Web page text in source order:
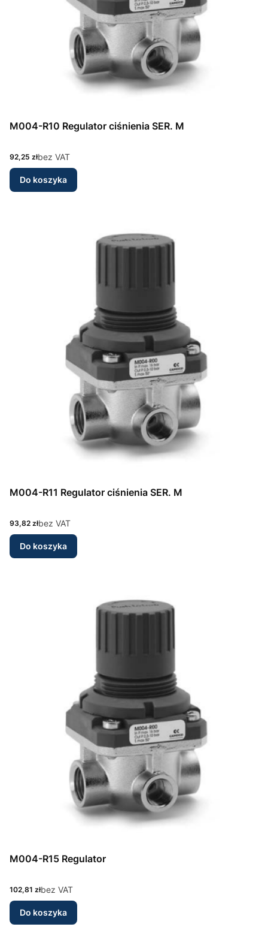
M004-R10 Regulator ciśnienia SER. M
Cena
92,25 złbez VAT
Do koszyka
M004-R11 Regulator ciśnienia SER. M
Cena
93,82 złbez VAT
Do koszyka
M004-R15 Regulator
Cena
102,81 złbez VAT
Do koszyka